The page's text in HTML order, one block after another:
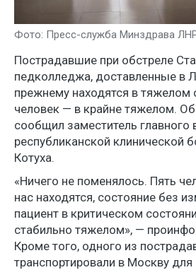
Фото: Пресс-служба Минздрава
Пострадавшие при обстреле
педколледжа, доставленные в
прежнему находятся в тяжелом
человек — в крайне тяжелом.
сообщил заместитель главного
республиканской клинической
Котуха.
«Ничего не поменялось. Пять
нас находятся, состояние без
пациент в критическом
стабильно тяжелом», —
Кроме того, одного из
транспортировали в Москву для